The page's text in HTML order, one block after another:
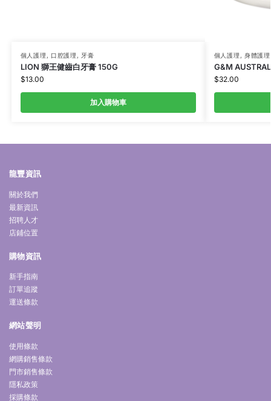
個人護理 , 口腔護理 , 牙膏
LION 獅王健齒白牙膏 150G
$13.00
加入購物車
個人護理 , 身體護理
G&M
$32.00
龍豐資訊
關於我們
最新資訊
招聘人才
店鋪位置
購物資訊
新手指南
訂單追蹤
運送條款
網站聲明
使用條款
網購銷售條款
門市銷售條款
隱私政策
採購條款